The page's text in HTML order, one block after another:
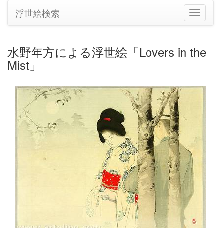
ナ
ビ
シ
浮世絵検索
水野年方による浮世絵「Lovers in the
Mist」